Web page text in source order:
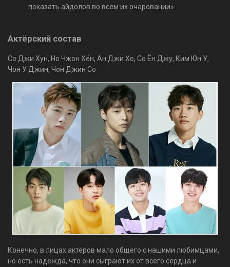
показать айдолов во всем их очаровании».
Актёрский состав
Со Джи Хун, Но Чжон Хён, Ан Джи Хо, Со Ён Джу, Ким Юн У,
Чон У Джин, Чон Джин Со
Конечно, в лицах актёров мало общего с нашими любимцами,
но есть надежда, что они сыграют их от всего сердца и